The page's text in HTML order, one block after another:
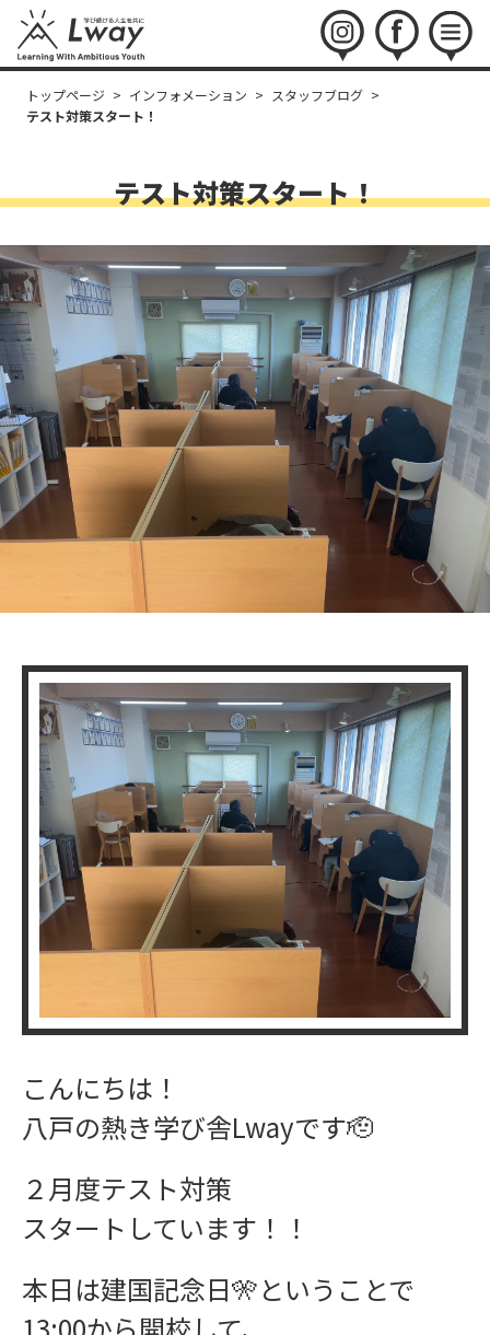
ワークショップ
instagramfacebookmenu
トップページ > インフォメーション > スタッフブログ >
テスト対策スタート！
テスト対策スタート！
こんにちは！
八戸の熱き学び舎Lwayです🫡
２月度テスト対策
スタートしています！！
本日は建国記念日🎌ということで